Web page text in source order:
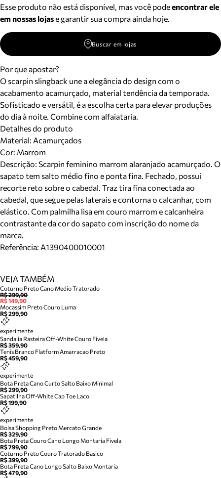
Esse produto não está disponível, mas você podeencontrar ele
em nossas lojase garantir sua compra ainda hoje.
Buscar em lojas
Por que apostar?
O scarpin slingback une a elegância do design com o
acabamento acamurçado, material tendência da temporada.
Sofisticado e versátil, é a escolha certa para elevar produções
do dia à noite. Combine com alfaiataria.
Detalhes do produto
Material: Acamurçados
Cor: Marrom
Descrição: Scarpin feminino marrom alaranjado acamurçado. O
sapato tem salto médio fino e ponta fina. Fechado, possui
recorte reto sobre o cabedal. Traz tira fina conectada ao
cabedal, que segue pelas laterais e contorna o calcanhar, com
elástico. Com palmilha lisa em couro marrom e calcanheira
contrastante da cor do sapato com inscrição do nome da
marca.
Referência: A1390400010001
VEJA TAMBÉM
Coturno Preto Cano Medio Tratorado
R$ 299,90
R$ 149,90
Mocassim Preto Couro Luma
R$ 299,90
experimente
Sandalia Rasteira Off-White Couro Fivela
R$ 359,90
Tenis Branco Flatform Amarracao Preto
R$ 459,90
experimente
Bota Preta Cano Curto Salto Baixo Minimal
R$ 299,90
Sapatilha Off-White Cap Toe Laco
R$ 199,90
experimente
Bolsa Shopping Preto Mercato Grande
R$ 329,90
Bota Preta Couro Cano Longo Montaria Fivela
R$ 799,90
Coturno Preto Couro Tratorado Basico
R$ 399,90
Bota Preta Cano Longo Salto Baixo Montaria
R$ 479,90